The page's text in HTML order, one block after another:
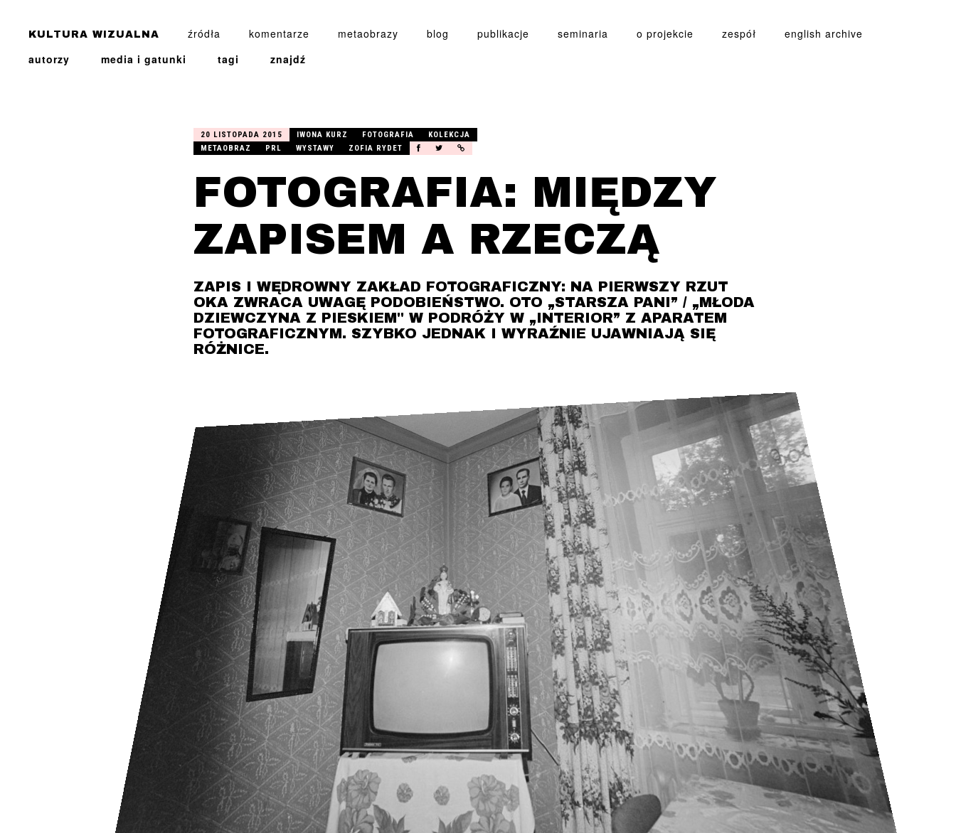
KULTURA WIZUALNA źródła komentarze metaobrazy blog publikacje seminaria o projekcie zespół
english archive
autorzy
media i gatunki tagi znajdź
JALU KUREK
20 LISTOPADA 2015 IWONA KURZ FOTOGRAFIA
KOLEKCJA
METAOBRAZ
PRL WYSTAWY ZOFIA RYDET
FOTOGRAFIA: MIĘDZY
ZAPISEM A RZECZĄ
ZAPIS I WĘDROWNY ZAKŁAD FOTOGRAFICZNY: NA PIERWSZY RZUT
OKA ZWRACA UWAGĘ PODOBIEŃSTWO. OTO „STARSZA PANI” / „MŁODA
DZIEWCZYNA Z PIESKIEM" W PODRÓŻY W „INTERIOR” Z APARATEM
FOTOGRAFICZNYM. SZYBKO JEDNAK I WYRAŹNIE UJAWNIAJĄ SIĘ
RÓŻNICE.